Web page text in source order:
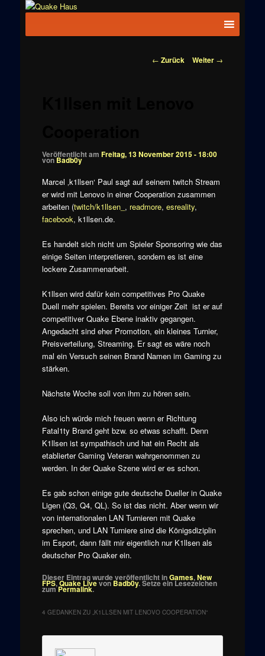
News zu
Beitragsnavigation
← Zurück Weiter →
Veröffentlicht am Freitag, 13 November 2015 - 18:00
vonBadb0y
Marcel ‚k1llsen‘ Paul sagt auf seinem twitch Stream
er wird mit Lenovo in einer Cooperation zusammen
arbeiten (twitch/k1llsen_ , readmore, esreality,
facebook, k1llsen.de.
Es handelt sich nicht um Spieler Sponsoring wie das
einige Seiten interpretieren, sondern es ist eine
lockere Zusammenarbeit.
K1llsen wird dafür kein competitives Pro Quake
Duell mehr spielen. Bereits vor einiger Zeit ist er auf
competitiver Quake Ebene inaktiv gegangen.
Angedacht sind eher Promotion, ein kleines Turnier,
Preisverteilung, Streaming. Er sagt es wäre noch
mal ein Versuch seinen Brand Namen im Gaming zu
stärken.
Nächste Woche soll von ihm zu hören sein.
Also ich würde mich freuen wenn er Richtung
Fatal1ty Brand geht bzw. so etwas schafft. Denn
K1llsen ist sympathisch und hat ein Recht als
etablierter Gaming Veteran wahrgenommen zu
werden. In der Quake Szene wird er es schon.
Es gab schon einige gute deutsche Dueller in Quake
Ligen (Q3, Q4, QL). So ist das nicht. Aber wenn wir
von internationalen LAN Turnieren mit Quake
sprechen, und LAN Turniere sind die Königsdiziplin
im Esport, dann fällt mir eigentlich nur K1llsen als
deutscher Pro Quaker ein.
Dieser Eintrag wurde veröffentlicht inGames,New
FPS,Quake LivevonBadb0y. Setze ein Lesezeichen
zumPermalink.
4 GEDANKEN ZU „ K1LLSEN MIT LENOVO COOPERATION“